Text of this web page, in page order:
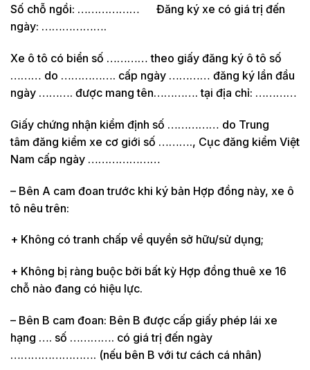
Số chỗ ngồi: ……………… Đăng ký xe có giá trị đến
ngày: ……………….
Xe ô tô có biển số ………… theo giấy đăng ký ô tô số
……… do ……………. cấp ngày ………… đăng ký lần đầu
ngày ………. được mang tên…………. tại địa chỉ: …………
Giấy chứng nhận kiểm định số …………… do Trung
tâm đăng kiểm xe cơ giới số ………., Cục đăng kiểm Việt
Nam cấp ngày …………………
– Bên A cam đoan trước khi ký bản Hợp đồng này, xe ô
tô nêu trên:
+ Không có tranh chấp về quyền sở hữu/sử dụng;
+ Không bị ràng buộc bởi bất kỳ Hợp đồng thuê xe 16
chỗ nào đang có hiệu lực.
– Bên B cam đoan: Bên B được cấp giấy phép lái xe
hạng …. số …………. có giá trị đến ngày
……………………. (nếu bên B với tư cách cá nhân)